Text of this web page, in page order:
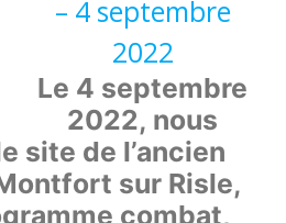
– 4 septembre
2022
Le 4 septembre
2022, nous
site de l’ancien
sur Risle,
combat,